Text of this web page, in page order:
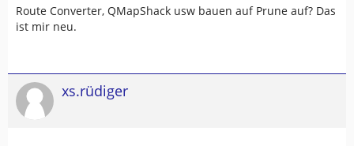
Route Converter, QMapShack usw bauen auf Prune auf? Das
ist mir neu.
xs.rüdiger